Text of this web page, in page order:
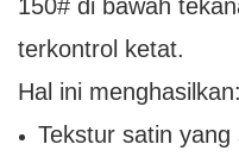
150# di bawah
terkontrol ketat.
Hal ini menghasilkan:
Tekstur satin yang